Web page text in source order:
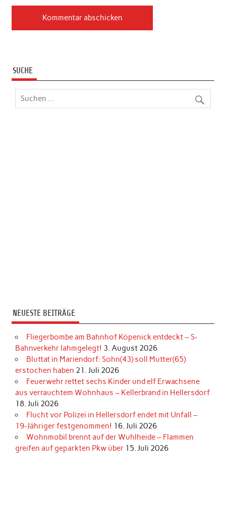
SUCHE
NEUESTE BEITRÄGE
Fliegerbombe am Bahnhof Köpenick entdeckt – S-
Bahnverkehr lahmgelegt! 3. August 2026
Bluttat in Mariendorf: Sohn(43) soll Mutter(65)
erstochen haben 21. Juli 2026
Feuerwehr rettet sechs Kinder und elf Erwachsene
aus verrauchtem Wohnhaus – Kellerbrand in Hellersdorf
18. Juli 2026
Flucht vor Polizei in Hellersdorf endet mit Unfall –
19-Jähriger festgenommen! 16. Juli 2026
Wohnmobil brennt auf der Wuhlheide – Flammen
greifen auf geparkten Pkw über 15. Juli 2026